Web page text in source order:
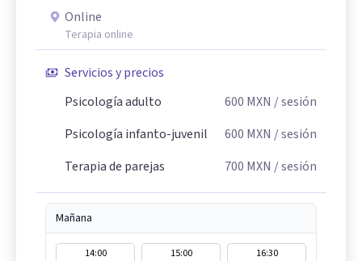
Online
Terapia online
Servicios y precios
Psicología adulto
600 MXN / sesión
Psicología infanto-juvenil
600 MXN / sesión
Terapia de parejas
700 MXN / sesión
Mañana
14:00 15:00
16:30